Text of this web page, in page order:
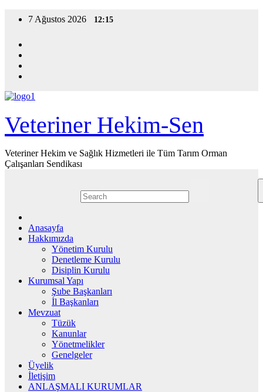
7 Ağustos 2026 12:15
Veteriner Hekim-Sen
Veteriner Hekim ve Sağlık Hizmetleri ile Tüm Tarım Orman
Çalışanları Sendikası
Anasayfa
Hakkımızda
Yönetim Kurulu
Denetleme Kurulu
Disiplin Kurulu
Kurumsal Yapı
Şube Başkanları
İl Başkanları
Mevzuat
Tüzük
Kanunlar
Yönetmelikler
Genelgeler
Üyelik
İletişim
ANLAŞMALI KURUMLAR